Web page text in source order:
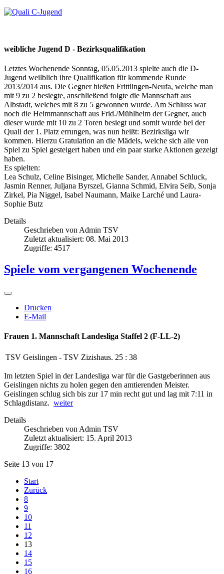
weibliche Jugend D - Bezirksqualifikation
Letztes Wochenende Sonntag, 05.05.2013 spielte auch die D-
Jugend weilblich ihre Qualifikation für kommende Runde
2013/2014 aus. Die Gegner hießen Frittlingen-Neufa, welche man
mit 9 zu 2 besiegte, anschließend folgte die Mannschaft aus
Albstadt, welches mit 8 zu 5 gewonnen wurde. Am Schluss war
noch die Heimmannschaft aus Frid./Mühlheim der Gegner, auch
dieser wurde mit 10 zu 2 Toren besiegt und somit wurde bei der
Quali der 1. Platz errungen, was nun heißt: Bezirksliga wir
kommen. Hierzu Gratulation an die Mädels, welche sich alle von
Spiel zu Spiel gesteigert haben und ein paar starke Aktionen gezeigt
haben.
Es spielten:
Lea Schulz, Celine Bisinger, Michelle Sander, Annabel Schluck,
Jasmin Renner, Juljana Byrszel, Gianna Schmid, Elvira Seib, Sonja
Zirkel, Pia Niggel, Isabel Naumann, Maike Larché und Laura-
Sophie Butz
Details
Geschrieben von Admin TSV
Zuletzt aktualisiert: 08. Mai 2013
Zugriffe: 4517
Spiele vom vergangenen Wochenende
Drucken
E-Mail
Frauen 1. Mannschaft Landesliga Staffel 2 (F-LL-2)
TSV Geislingen - TSV Zizishaus. 25 : 38
Im letzten Spiel in der Landesliga war für die Gastgeberinnen aus
Geislingen nichts zu holen gegen den amtierenden Meister.
Geislingen schlug sich bis zur 17 min recht gut und lag mit 7:11 in
Schlagdistanz. weiter
Details
Geschrieben von Admin TSV
Zuletzt aktualisiert: 15. April 2013
Zugriffe: 3802
Seite 13 von 17
Start
Zurück
8
9
10
11
12
13
14
15
16